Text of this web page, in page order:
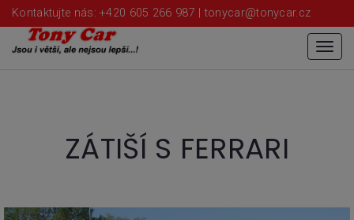
Kontaktujte nás: +420 605 266 987 |tonycar@tonycar.cz
Menu
ZÁTIŠÍ S FERRARI